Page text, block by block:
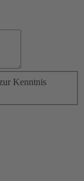
zur Kenntnis